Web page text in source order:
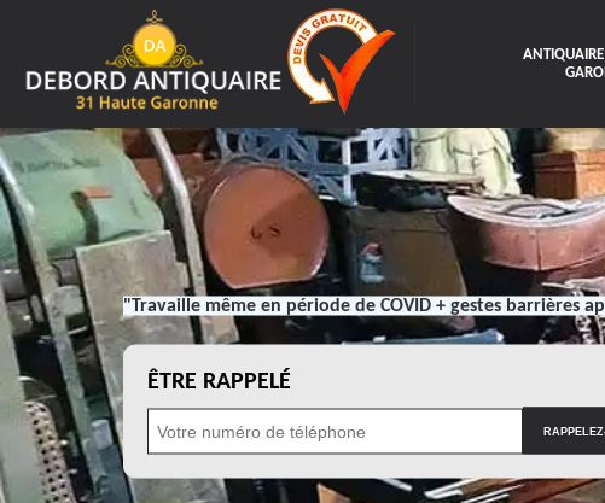
"Travaille même en période de COVID + gestes barrières
ÊTRE RAPPELÉ